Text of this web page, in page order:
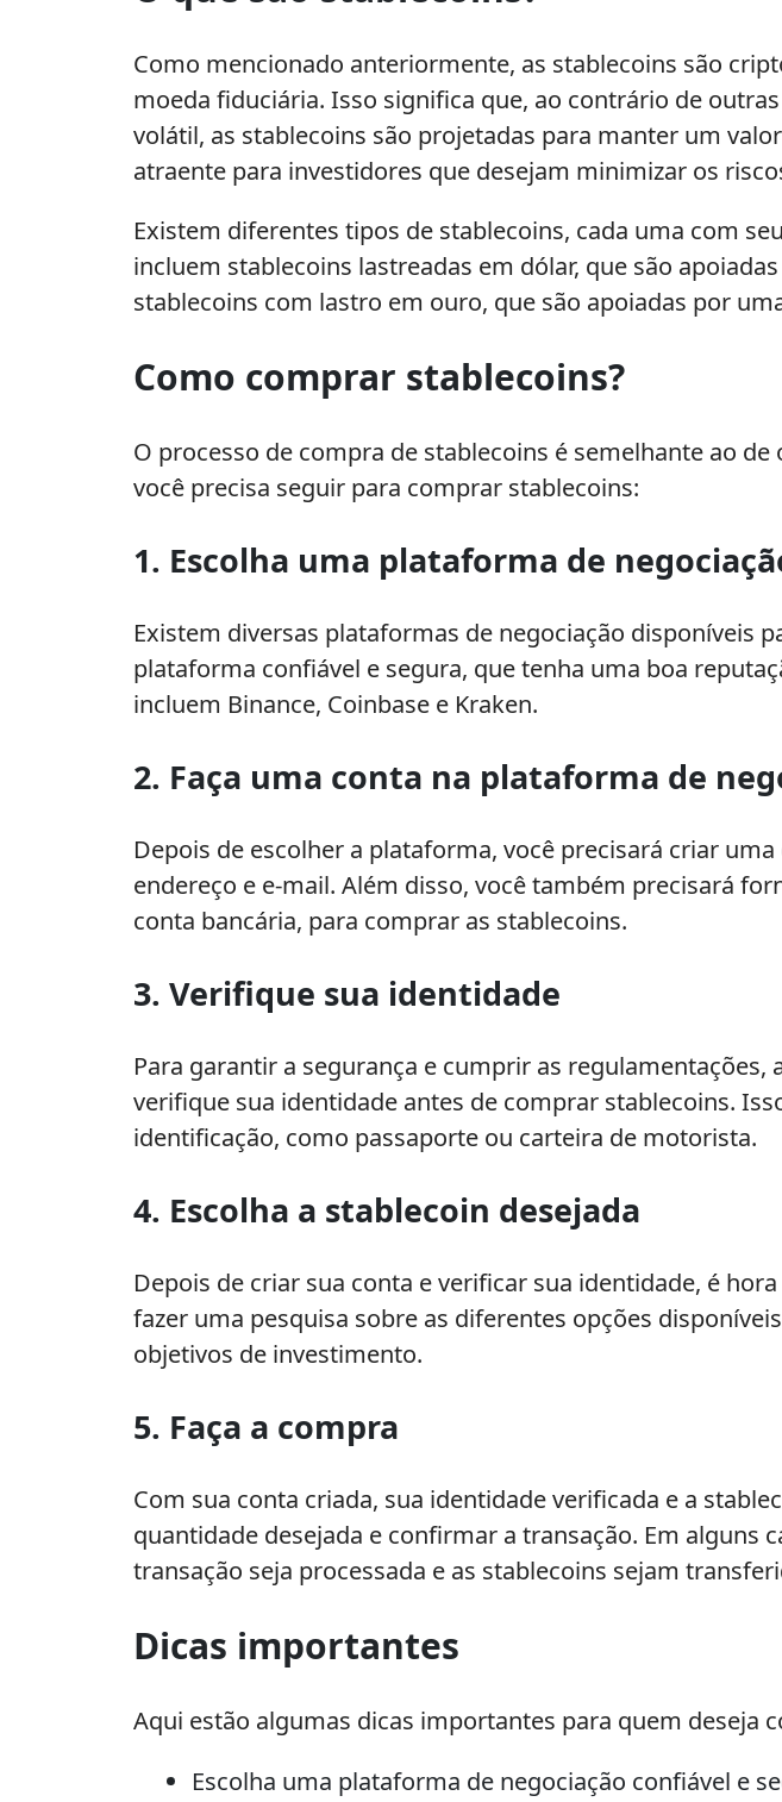
Como mencionado anteriormente, as stablecoins são
moeda fiduciária. Isso significa que, ao contrário de
volátil, as stablecoins são projetadas para manter um
atraente para investidores que desejam minimizar os
Existem diferentes tipos de stablecoins, cada uma com
incluem stablecoins lastreadas em dólar, que são
stablecoins com lastro em ouro, que são apoiadas por
Como comprar stablecoins?
O processo de compra de stablecoins é semelhante ao
você precisa seguir para comprar stablecoins:
1. Escolha uma plataforma de
Existem diversas plataformas de negociação disponíveis
plataforma confiável e segura, que tenha uma boa
incluem Binance, Coinbase e Kraken.
2. Faça uma conta na plataforma de
Depois de escolher a plataforma, você precisará criar
endereço e e-mail. Além disso, você também precisará
conta bancária, para comprar as stablecoins.
3. Verifique sua identidade
Para garantir a segurança e cumprir as
verifique sua identidade antes de comprar stablecoins.
identificação, como passaporte ou carteira de motorista.
4. Escolha a stablecoin desejada
Depois de criar sua conta e verificar sua identidade, é
fazer uma pesquisa sobre as diferentes opções
objetivos de investimento.
5. Faça a compra
Com sua conta criada, sua identidade verificada e a
quantidade desejada e confirmar a transação. Em alguns
transação seja processada e as stablecoins sejam
Dicas importantes
Aqui estão algumas dicas importantes para quem deseja
Escolha uma plataforma de negociação confiável e